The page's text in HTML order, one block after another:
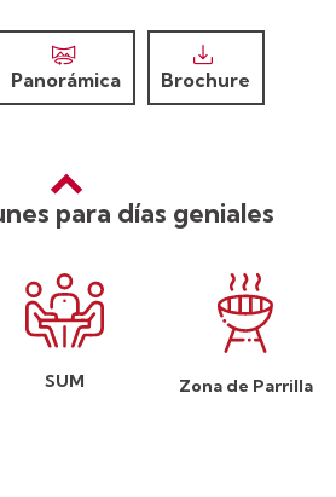
Panorámica Brochure
para días geniales
SUM Zona de Parrilla